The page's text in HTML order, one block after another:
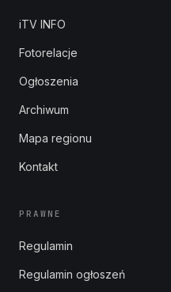
iTV INFO
Fotorelacje
Ogłoszenia
Archiwum
Mapa regionu
Kontakt
PRAWNE
Regulamin
Regulamin ogłoszeń